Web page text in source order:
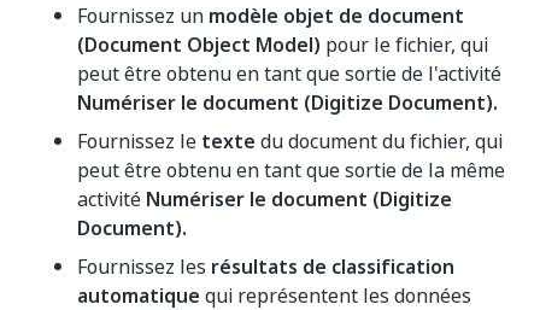
Fournissez un modèle objet de document
(Document Object Model) pour le fichier, qui
peut être obtenu en tant que sortie de l'activité
Numériser le document (Digitize Document).
Fournissez le texte du document du fichier, qui
peut être obtenu en tant que sortie de la même
activité Numériser le document (Digitize
Document).
Fournissez les résultats de classification
automatique qui représentent les données